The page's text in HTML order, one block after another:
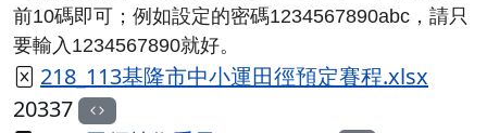
前10碼即可；例如設定的密碼1234567890abc，請只
要輸入1234567890就好。
218_113基隆市中小運田徑預定賽程.xlsx
20337